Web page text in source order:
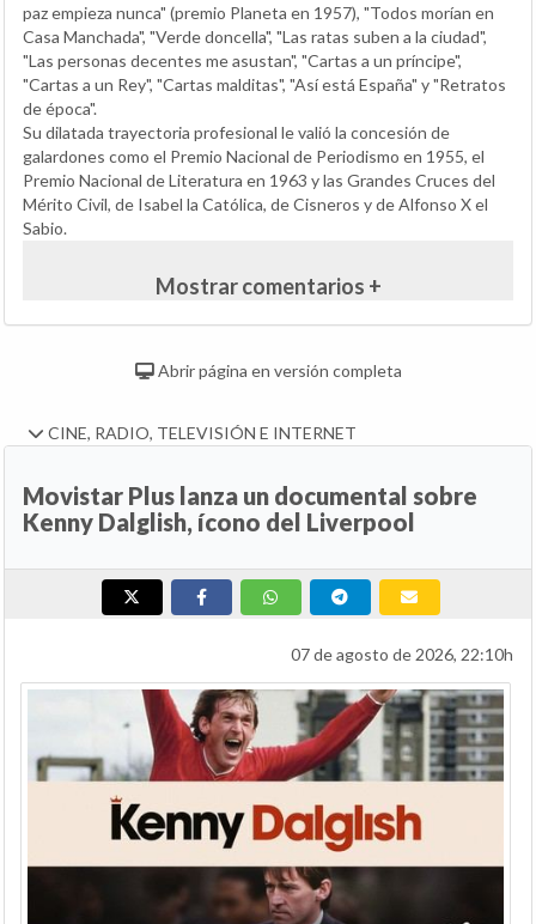
paz empieza nunca" (premio Planeta en 1957), "Todos morían en
Casa Manchada", "Verde doncella", "Las ratas suben a la ciudad",
"Las personas decentes me asustan", "Cartas a un príncipe",
"Cartas a un Rey", "Cartas malditas", "Así está España" y "Retratos
de época".
Su dilatada trayectoria profesional le valió la concesión de
galardones como el Premio Nacional de Periodismo en 1955, el
Premio Nacional de Literatura en 1963 y las Grandes Cruces del
Mérito Civil, de Isabel la Católica, de Cisneros y de Alfonso X el
Sabio.
Mostrar comentarios +
Abrir página en versión completa
CINE, RADIO, TELEVISIÓN E INTERNET
Movistar Plus lanza un documental sobre
Kenny Dalglish, ícono del Liverpool
07 de agosto de 2026, 22:10h